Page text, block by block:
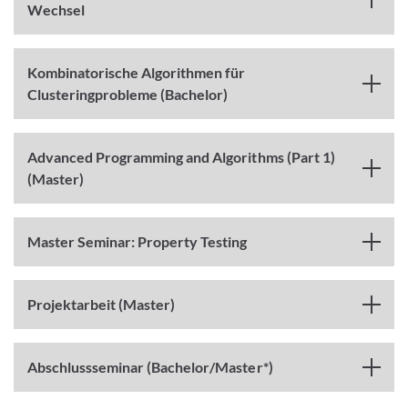
Wechsel
Kombinatorische Algorithmen für
Clusteringprobleme (Bachelor)
Advanced Programming and Algorithms (Part 1)
(Master)
Master Seminar: Property Testing
Projektarbeit (Master)
Abschlussseminar (Bachelor/Master*)